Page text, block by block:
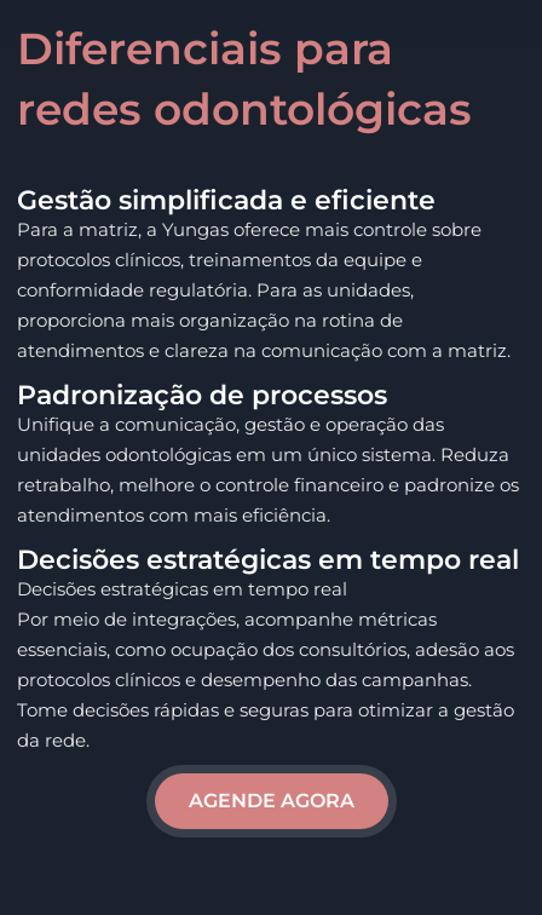
Diferenciais para
redes odontológicas
Gestão simplificada e eficiente
Para a matriz, a Yungas oferece mais controle sobre
protocolos clínicos, treinamentos da equipe e
conformidade regulatória. Para as unidades,
proporciona mais organização na rotina de
atendimentos e clareza na comunicação com a matriz.
Padronização de processos
Unifique a comunicação, gestão e operação das
unidades odontológicas em um único sistema. Reduza
retrabalho, melhore o controle financeiro e padronize os
atendimentos com mais eficiência.
Decisões estratégicas em tempo real
Decisões estratégicas em tempo real
Por meio de integrações, acompanhe métricas
essenciais, como ocupação dos consultórios, adesão aos
protocolos clínicos e desempenho das campanhas.
Tome decisões rápidas e seguras para otimizar a gestão
da rede.
AGENDE AGORA